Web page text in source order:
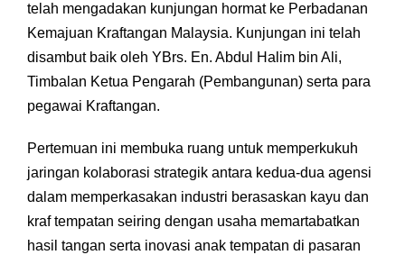
telah mengadakan kunjungan hormat ke Perbadanan
Kemajuan Kraftangan Malaysia. Kunjungan ini telah
disambut baik oleh YBrs. En. Abdul Halim bin Ali,
Timbalan Ketua Pengarah (Pembangunan) serta para
pegawai Kraftangan.
Pertemuan ini membuka ruang untuk memperkukuh
jaringan kolaborasi strategik antara kedua-dua agensi
dalam memperkasakan industri berasaskan kayu dan
kraf tempatan seiring dengan usaha memartabatkan
hasil tangan serta inovasi anak tempatan di pasaran